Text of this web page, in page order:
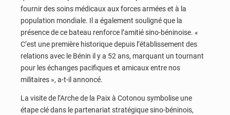
fournir des soins médicaux aux forces armées et à la
population mondiale. Il a également souligné que la
présence de ce bateau renforce l’amitié sino-béninoise. «
C’est une première historique depuis l’établissement des
relations avec le Bénin il y a 52 ans, marquant un tournant
pour les échanges pacifiques et amicaux entre nos
militaires », a-t-il annoncé.
La visite de l’Arche de la Paix à Cotonou symbolise une
étape clé dans le partenariat stratégique sino-béninois,